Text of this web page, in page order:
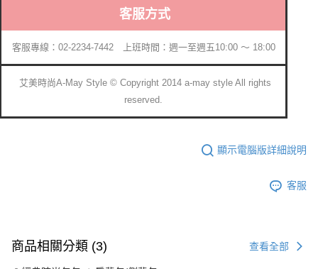
客服方式
客服專線：02-2234-7442 上班時間：週一至週五10:00 ～ 18:00
艾美時尚A-May Style © Copyright 2014 a-may style All rights
reserved.
顯示電腦版詳細說明
客服
商品相關分類 (3) 查看全部